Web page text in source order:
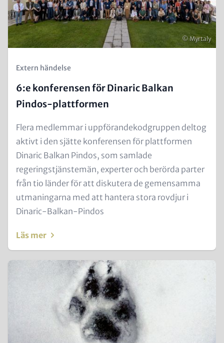
Copyright
© Myrtaly
Kicker
Extern händelse
6:e konferensen för Dinaric Balkan
Pindos-plattformen
Text
for
Teaser
and
Metatags
Flera medlemmar i uppförandekodgruppen deltog
aktivt i den sjätte konferensen för plattformen
Dinaric Balkan Pindos, som samlade
regeringstjänstemän, experter och berörda parter
från tio länder för att diskutera de gemensamma
utmaningarna med att hantera stora rovdjur i
Dinaric-Balkan-Pindos
Läs mer